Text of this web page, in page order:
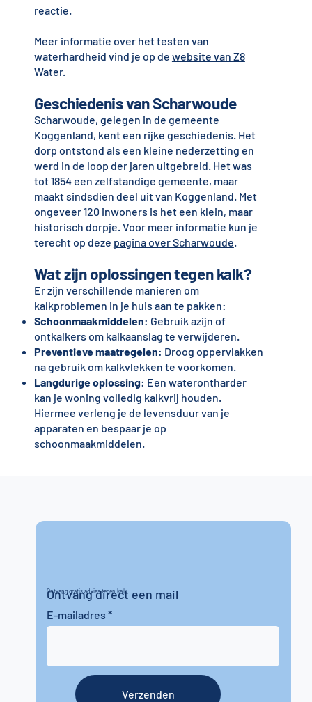
reactie.
Meer informatie over het testen van
waterhardheid vind je op de website van Z8
Water.
Geschiedenis van Scharwoude
Scharwoude, gelegen in de gemeente
Koggenland, kent een rijke geschiedenis. Het
dorp ontstond als een kleine nederzetting en
werd in de loop der jaren uitgebreid. Het was
tot 1854 een zelfstandige gemeente, maar
maakt sindsdien deel uit van Koggenland. Met
ongeveer 120 inwoners is het een klein, maar
historisch dorpje. Voor meer informatie kun je
terecht op deze pagina over Scharwoude.
Wat zijn oplossingen tegen kalk?
Er zijn verschillende manieren om
kalkproblemen in je huis aan te pakken:
Schoonmaakmiddelen: Gebruik azijn of
ontkalkers om kalkaanslag te verwijderen.
Preventieve maatregelen: Droog oppervlakken
na gebruik om kalkvlekken te voorkomen.
Langdurige oplossing: Een waterontharder
kan je woning volledig kalkvrij houden.
Hiermee verleng je de levensduur van je
apparaten en bespaar je op
schoonmaakmiddelen.
Ontvang gratis advies tegen kalk
Ontvang direct een mail
E-mailadres
Verzenden